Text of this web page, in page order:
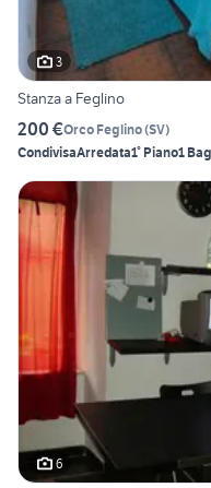
3
Stanza a Feglino
200 €Orco Feglino(SV)
CondivisaArredata1° Piano1
6